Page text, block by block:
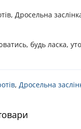
Дросельна
будь ласка,
, Дросельна